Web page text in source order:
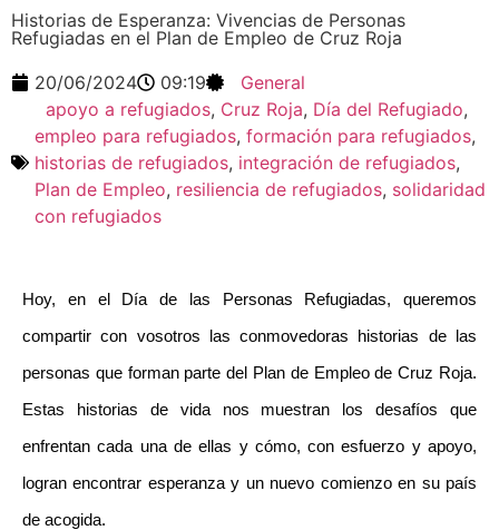
Historias de Esperanza: Vivencias de Personas
Refugiadas en el Plan de Empleo de Cruz Roja
20/06/2024
09:19
General
apoyo a refugiados, Cruz Roja, Día del Refugiado,
empleo para refugiados, formación para refugiados,
historias de refugiados, integración de refugiados,
Plan de Empleo, resiliencia de refugiados, solidaridad
con refugiados
Hoy, en el Día de las Personas Refugiadas, queremos
compartir con vosotros las conmovedoras historias de las
personas que forman parte del Plan de Empleo de Cruz Roja.
Estas historias de vida nos muestran los desafíos que
enfrentan cada una de ellas y cómo, con esfuerzo y apoyo,
logran encontrar esperanza y un nuevo comienzo en su país
de acogida.